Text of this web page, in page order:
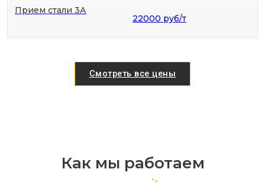
Прием стали 3А
22000 руб/т
Смотреть все цены
Как мы работаем